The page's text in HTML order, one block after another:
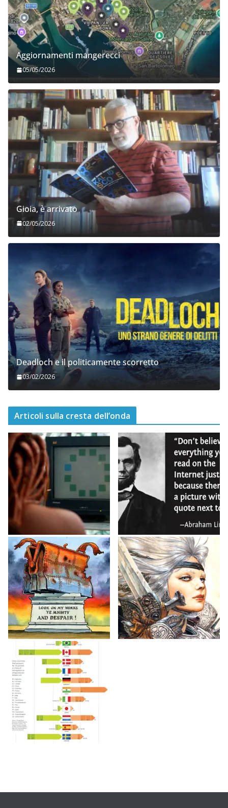
Aggiornamenti mangerecci
05/05/2026
Gioia, è arrivato
02/05/2026
Deadloch e il politicamente scorretto
03/02/2026
Articoli sulla cresta dell’onda